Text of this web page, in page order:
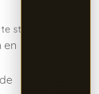
stimuleren.
en